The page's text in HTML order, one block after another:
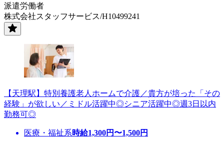
派遣労働者
株式会社スタッフサービス/H10499241
【天理駅】特別養護老人ホームで介護／貴方が培った「その
経験」が欲しい／ミドル活躍中◎シニア活躍中◎週3日以内
勤務可◎
医療・福祉系時給1,300円〜1,500円